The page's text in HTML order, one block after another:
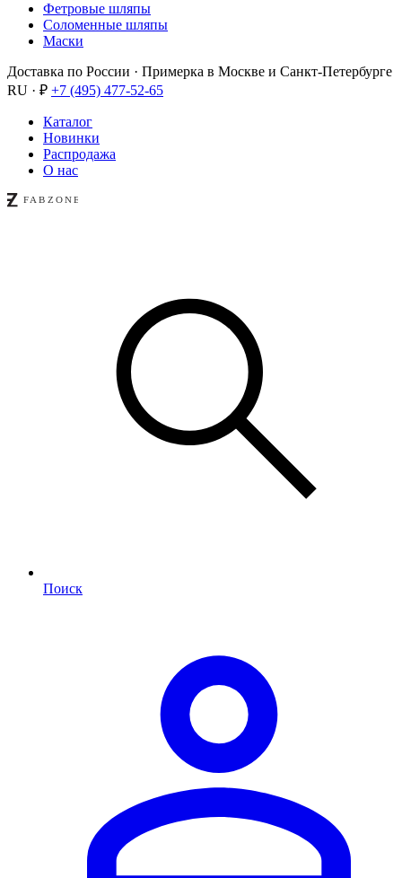
Фетровые шляпы
Соломенные шляпы
Маски
Доставка по России · Примерка в Москве и Санкт-Петербурге
RU · ₽ +7 (495) 477-52-65
Каталог
Новинки
Распродажа
О нас
Поиск